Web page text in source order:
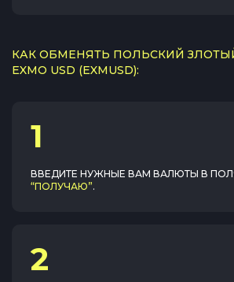
КАК ОБМЕНЯТЬ ПОЛЬСКИЙ ЗЛОТЫЙ
EXMO USD (EXMUSD):
1
ВВЕДИТЕ НУЖНЫЕ ВАМ ВАЛЮТЫ В
“ПОЛУЧАЮ”.
2